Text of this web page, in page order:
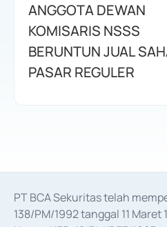
ANGGOTA DEWAN
KOMISARIS NSSS
BERUNTUN JUAL
PASAR REGULER
PT BCA Sekuritas telah
138/PM/1992 tanggal 11